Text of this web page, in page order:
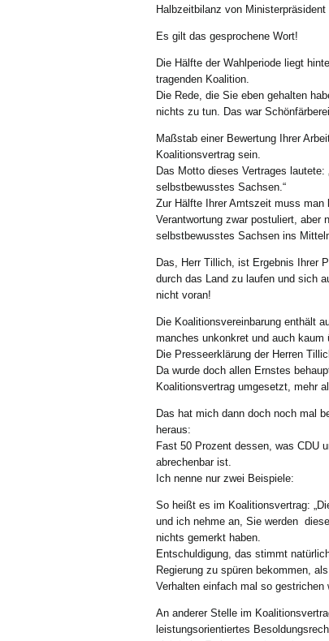
Halbzeitbilanz von
Es gilt das gesprochene Wort!
Die Hälfte der Wahlperiode liegt
tragenden Koalition.
Die Rede, die Sie eben gehalten
nichts zu tun. Das war
Maßstab einer Bewertung Ihrer
Koalitionsvertrag sein.
Das Motto dieses Vertrages
selbstbewusstes Sachsen.“
Zur Hälfte Ihrer Amtszeit muss man
Verantwortung zwar postuliert, aber
selbstbewusstes Sachsen ins
Das, Herr Tillich, ist Ergebnis Ihrer
durch das Land zu laufen und sich
nicht voran!
Die Koalitionsvereinbarung enthält
manches unkonkret und auch kaum
Die Presseerklärung der Herren
Da wurde doch allen Ernstes
Koalitionsvertrag umgesetzt, mehr
Das hat mich dann doch noch mal
heraus:
Fast 50 Prozent dessen, was CDU
abrechenbar ist.
Ich nenne nur zwei Beispiele:
So heißt es im Koalitionsvertrag:
und ich nehme an, Sie werden
nichts gemerkt haben.
Entschuldigung, das stimmt
Regierung zu spüren bekommen,
Verhalten einfach mal so
An anderer Stelle im
leistungsorientiertes